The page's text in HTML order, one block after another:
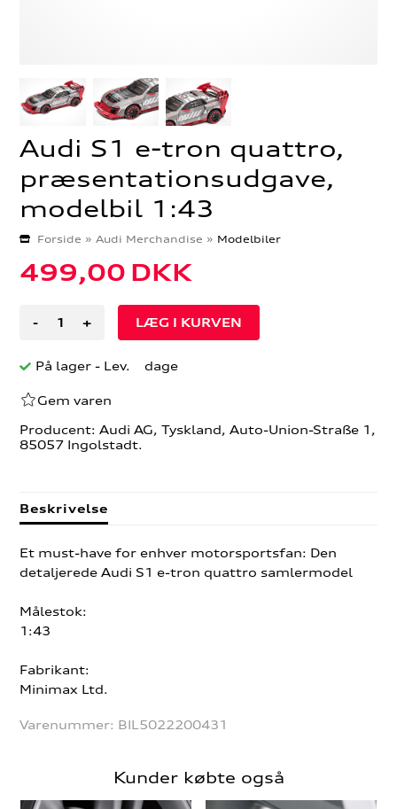
Audi S1 e-tron quattro,
præsentationsudgave,
modelbil 1:43
Forside »Audi Merchandise » Modelbiler
499,00 DKK
- +
På lager- Lev. dage
Gem varen
Producent: Audi AG, Tyskland, Auto-Union-Straße 1,
85057 Ingolstadt.
Beskrivelse
Et must-have for enhver motorsportsfan: Den
detaljerede Audi S1 e-tron quattro samlermodel
Målestok:
1:43
Fabrikant:
Minimax Ltd.
Varenummer: BIL5022200431
Kunder købte også